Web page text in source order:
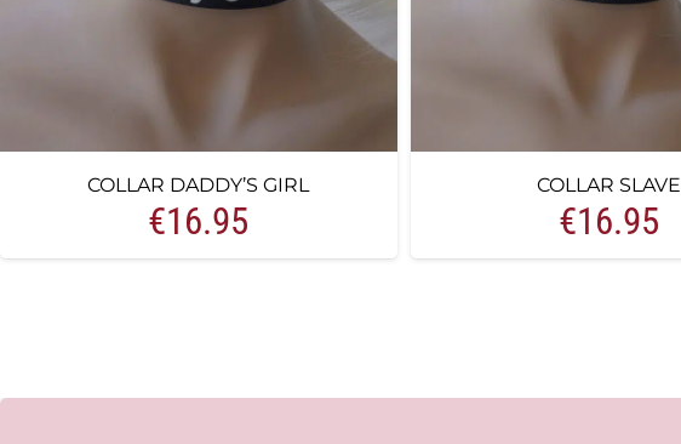
COLLAR DADDY’S GIRL
€16.95
COLLAR SLAVE
€16.95